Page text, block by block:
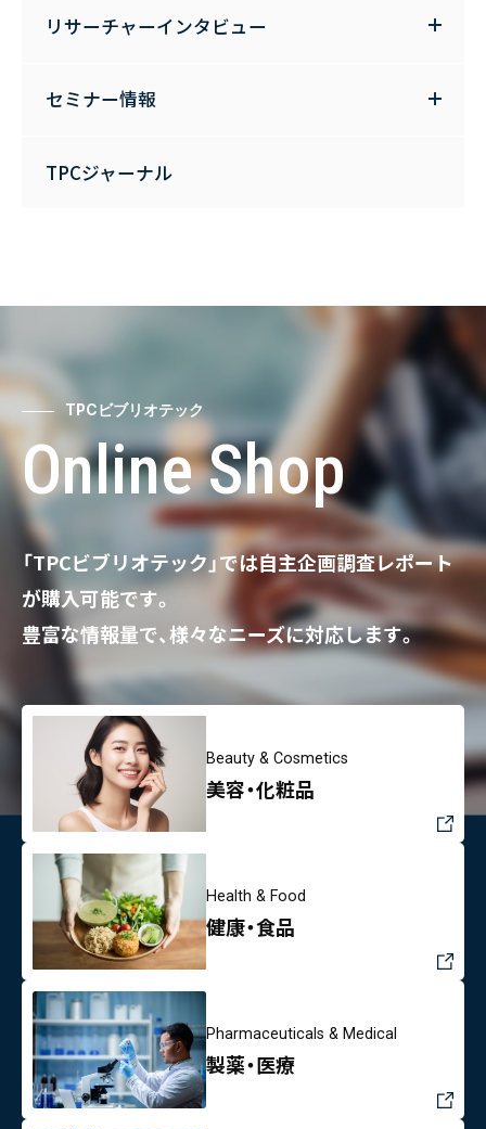
リサーチャーインタビュー
セミナー情報
TPCジャーナル
TPCビブリオテック
Online Shop
「TPCビブリオテック」では自主企画調査レポート
が購入可能です。
豊富な情報量で、様々なニーズに対応します。
Beauty & Cosmetics
美容・化粧品
Health & Food
健康・食品
Pharmaceuticals & Medical
製薬・医療